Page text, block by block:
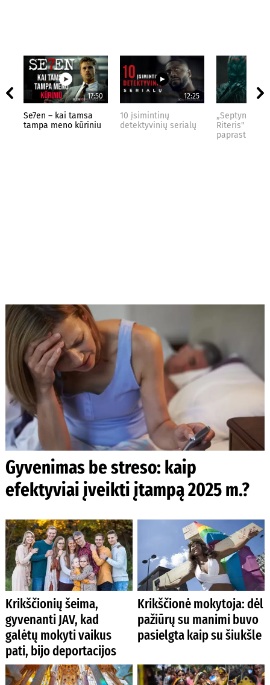
17:50
Se7en – kai tamsa
tampa meno kūriniu
12:25
10 įsimintinų
detektyvinių serialų
„Septynių
Riteris" – kai
paprastumas
Gyvenimas be streso: kaip
efektyviai įveikti įtampą 2025 m.?
Krikščionių šeima,
gyvenanti JAV, kad
galėtų mokyti vaikus
pati, bijo deportacijos
Krikščionė mokytoja: dėl
pažiūrų su manimi buvo
pasielgta kaip su šiukšle